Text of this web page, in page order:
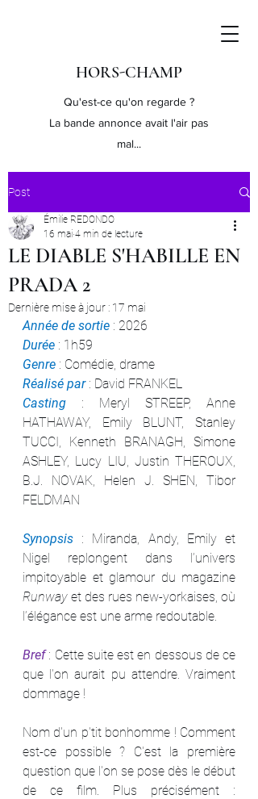
HORS-CHAMP
Qu'est-ce qu'on regarde ?
La bande annonce avait l'air pas
mal...
Post
LE DIABLE S'HABILLE EN
PRADA 2
Émilie REDONDO
16 mai 4 min de lecture
Dernière mise à jour : 17 mai
Année de sortie : 2026
Durée : 1h59
Genre : Comédie, drame
Réalisé par : David FRANKEL
Casting : Meryl STREEP, Anne
HATHAWAY, Emily BLUNT, Stanley
TUCCI, Kenneth BRANAGH, Simone
ASHLEY, Lucy LIU, Justin THEROUX,
B.J. NOVAK, Helen J. SHEN, Tibor
FELDMAN
Synopsis : Miranda, Andy, Emily et
Nigel replongent dans l’univers
Runway et des rues new-yorkaises, où
l’élégance est une arme redoutable.
Bref : Cette suite est en dessous de ce
que l'on aurait pu attendre. Vraiment
dommage !
Nom d'un p'tit bonhomme ! Comment
est-ce possible ? C'est la première
question que l'on se pose dès le début
de ce film. Plus précisément :